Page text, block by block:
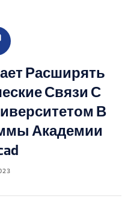
Расширять
Связи С
В
Академии